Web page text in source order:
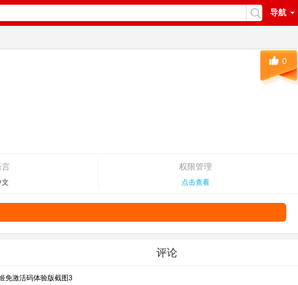
导航
言
文
权限管理
点击查看
0
评论